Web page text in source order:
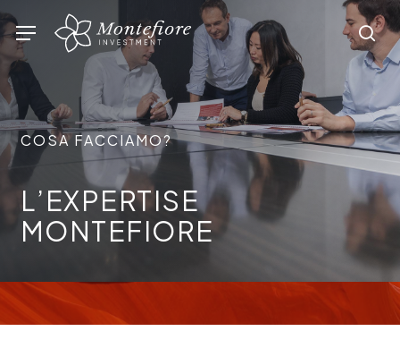
Skip
to
main
content
Menu
COSA FACCIAMO?
L’EXPERTISE
MONTEFIORE